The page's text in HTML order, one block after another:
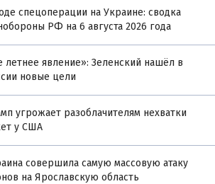
спецоперации на Украине: сводка
РФ на 6 августа 2026 года
летнее явление»: Зеленский нашёл в
новые цели
угрожает разоблачителям нехватки
у США
совершила самую массовую атаку
на Ярославскую область